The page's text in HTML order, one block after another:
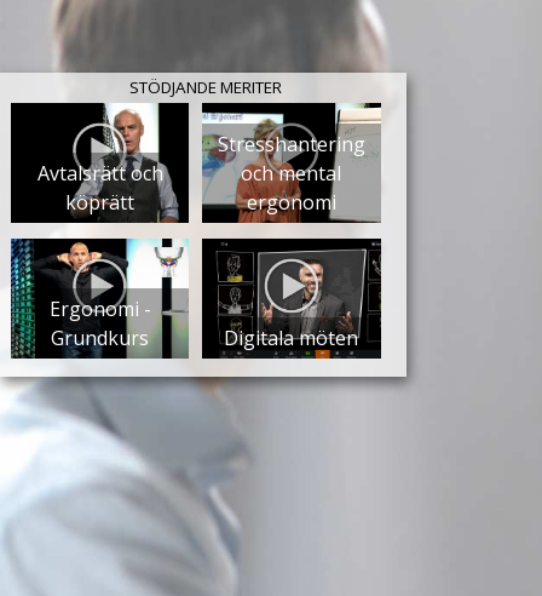
STÖDJANDE MERITER
Avtalsrätt och
köprätt
Stresshantering
och mental
ergonomi
Ergonomi -
Grundkurs
Digitala möten